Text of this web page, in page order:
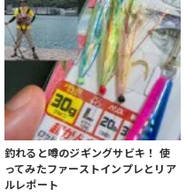
釣れると噂のジギングサビキ！ 使
ってみたファーストインプレとリア
ルレポート